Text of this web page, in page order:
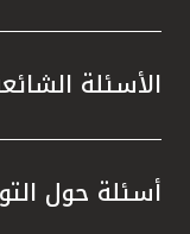
الأسئلة
أسئلة حول